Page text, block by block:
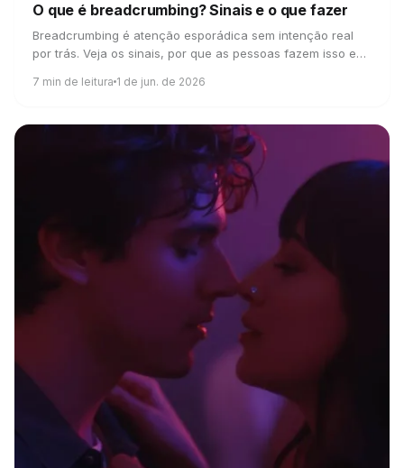
O que é breadcrumbing?Sinais e o que fazer
Breadcrumbing é atenção esporádica sem intenção real
por trás. Veja os sinais, por que as pessoas fazem isso e
7 min de leitura 1 de jun. de 2026